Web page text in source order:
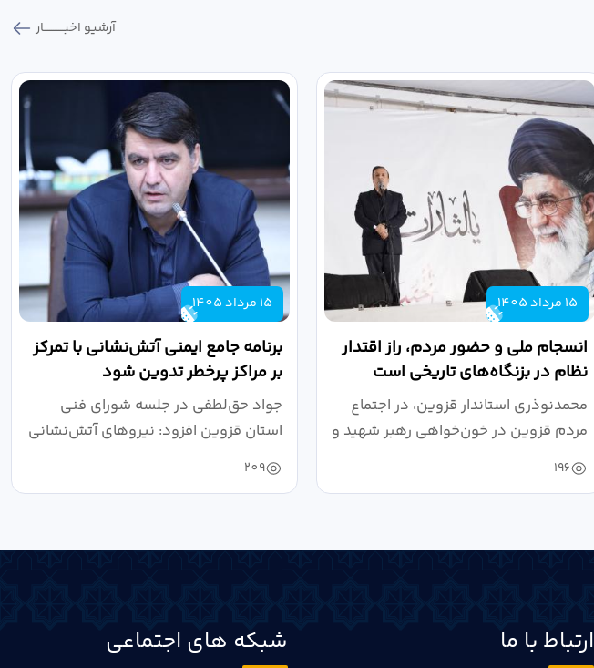
آرشیو اخبـــــــــــار
15 مرداد 1405
انسجام ملی و حضور مردم، راز اقتدار
نظام در بزنگاه‌های تاریخی است
محمدنوذری استاندار قزوین، در اجتماع
مردم قزوین در خون‌خواهی رهبر شهید و
حمایت...
196
15 مرداد 1405
برنامه جامع ایمنی آتش‌نشانی با تمرکز
بر مراکز پرخطر تدوین شود
جواد حق‌لطفی در جلسه شورای فنی
استان قزوین افزود: نیروهای آتش‌نشانی
طی سال...
209
ارتباط با ما شبکه های اجتماعی